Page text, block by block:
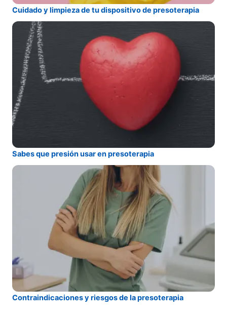
Cuidado y limpieza de tu dispositivo de presoterapia
Sabes que presión usar en presoterapia
Contraindicaciones y riesgos de la presoterapia